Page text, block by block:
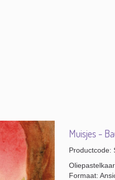
Muisjes -
Productcode:
Formaat: